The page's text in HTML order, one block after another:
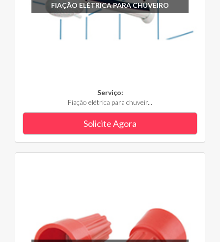
FIAÇÃO ELÉTRICA PARA CHUVEIRO
Serviço:
Fiação elétrica para chuveir...
Solicite Agora